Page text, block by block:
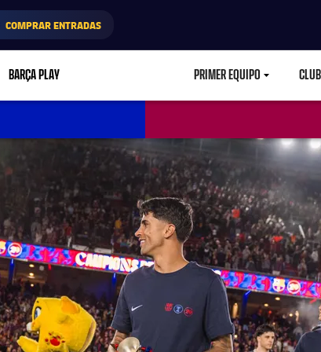
COMPRAR ENTRADAS
BARÇA PLAY PRIMER EQUIPO CLUB